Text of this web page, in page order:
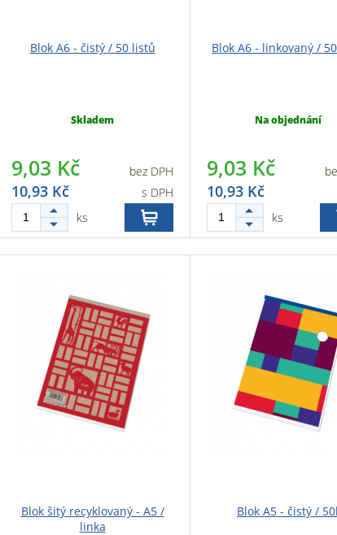
Blok A6 - čistý / 50 listů
Skladem
9,03 Kč bez DPH
10,93 Kč
s DPH
ks
Blok A6 - linkovaný /
Na objednání
9,03 Kč
10,93 Kč
ks
Blok šitý recyklovaný - A5 /
linka
Blok A5 - čistý / 50l